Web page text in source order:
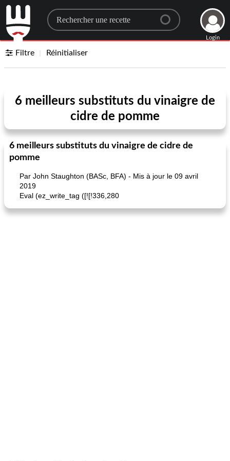
Search for a recipe
Login
Filtre Réinitialiser
6 meilleurs substituts du vinaigre de
cidre de pomme
6 meilleurs substituts du vinaigre de cidre de
pomme
Par John Staughton (BASc, BFA) - Mis à jour le 09 avril
2019
Eval (ez_write_tag ([![!336,280